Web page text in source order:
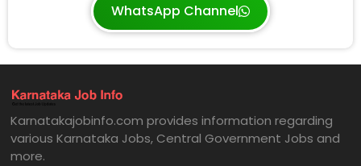
WhatsApp Channel
Karnatakajobinfo.com provides information regarding
various Karnataka Jobs, Central Government Jobs and
more.